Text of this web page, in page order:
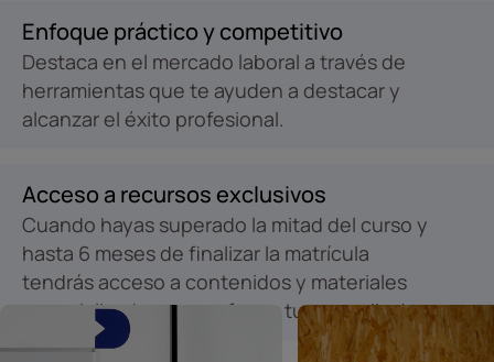
Enfoque práctico y competitivo
Destaca en el mercado laboral a través de
herramientas que te ayuden a destacar y
alcanzar el éxito profesional.
Acceso a recursos exclusivos
Cuando hayas superado la mitad del curso y
hasta 6 meses de finalizar la matrícula
tendrás acceso a contenidos y materiales
especializados para reforzar tu aprendizaje.